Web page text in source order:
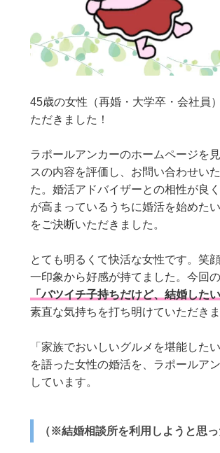
45歳の女性（再婚・大学卒・会社員
ただきました！
ラポールアンカーのホームページを
スの内容を評価し、お問い合わせい
た。婚活アドバイザーとの相性が良
が高まっているうちに婚活を始めた
をご決断いただきました。
とても明るくて快活な女性です。笑
一印象から好感が持てました。今回
「バツイチ子持ちだけど、結婚したい
素直な気持ちを打ち明けていただきま
「家族でおいしいグルメを堪能した
を語った女性の婚活を、ラポールア
しています。
（※結婚相談所を利用しようと思っ